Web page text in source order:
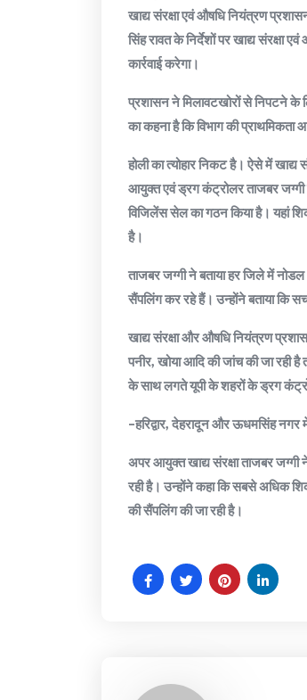
खाद्य संरक्षा एवं औषधि नियंत्रण
सिंह रावत के निर्देशों पर खाद्य संरक्षा
कार्रवाई करेगा।
प्रशासन ने मिलावटखोरों से निपटने के
का कहना है कि विभाग की प्राथमिकता
होली का त्योहार निकट है। ऐसे में
आयुक्त एवं ड्रग कंट्रोलर ताजबर जग्गी
विजिलेंस सेल का गठन किया है। यहां
है।
ताजबर जग्गी ने बताया हर जिले में
सैंपलिंग कर रहे हैं। उन्होंने बताया कि
खाद्य संरक्षा और औषधि नियंत्रण
पनीर, खोया आदि की जांच की जा रही
के साथ लगते यूपी के शहरों के ड्रग
–हरिद्वार, देहरादून और ऊधमसिंह नगर
अपर आयुक्त खाद्य संरक्षा ताजबर
रही है। उन्होंने कहा कि सबसे अधिक
की सैंपलिंग की जा रही है।